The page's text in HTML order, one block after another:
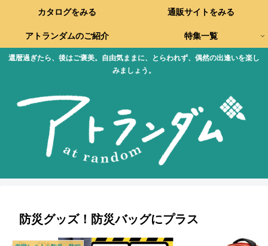
還暦過ぎたら、後はご褒美。自由気ままに、とらわれず、偶然の出逢いを楽し
みましょう。
カタログをみる 通販サイトをみる
アトランダムのご紹介 特集一覧
防災グッズ！防災バッグにプラス